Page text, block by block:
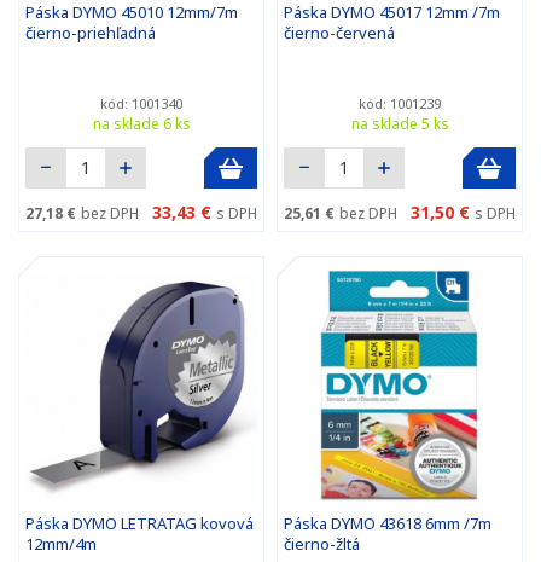
Páska DYMO 45010 12mm/7m
čierno-priehľadná
kód: 1001340
na sklade 6 ks
27,18 € bez DPH 33,43 € s DPH
Páska DYMO 45017 12mm /7m
čierno-červená
kód: 1001239
na sklade 5 ks
25,61 € bez DPH 31,50 € s DPH
Páska DYMO LETRATAG kovová
12mm/4m
Páska DYMO 43618 6mm /7m
čierno-žltá